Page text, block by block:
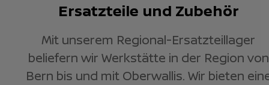
Ersatzteile und Zubehör
Mit unserem Regional-Ersatzteillager
beliefern wir Werkstätte in der Region von
Bern bis und mit Oberwallis. Wir bieten